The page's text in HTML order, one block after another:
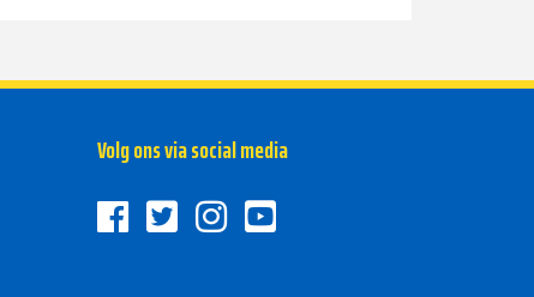
Volg ons via social media